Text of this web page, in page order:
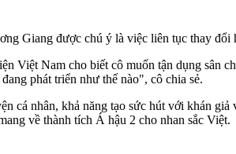
Giang được chú ý là việc liên tục thay
Việt Nam cho biết cô muốn tận dụng sân
phát triển như thế nào", cô chia sẻ.
cá nhân, khả năng tạo sức hút với khán
về thành tích Á hậu 2 cho nhan sắc Việt.